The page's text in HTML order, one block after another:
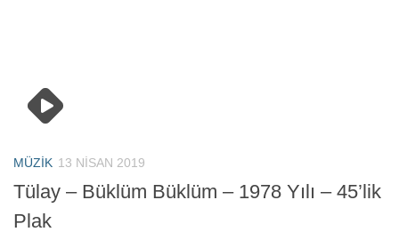
MÜZIK 13 NISAN 2019
Tülay – Büklüm Büklüm – 1978 Yılı – 45’lik
Plak